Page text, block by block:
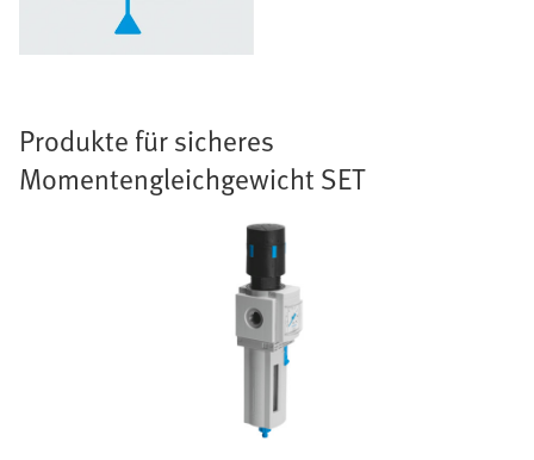
Produkte für sicheres
Momentengleichgewicht SET